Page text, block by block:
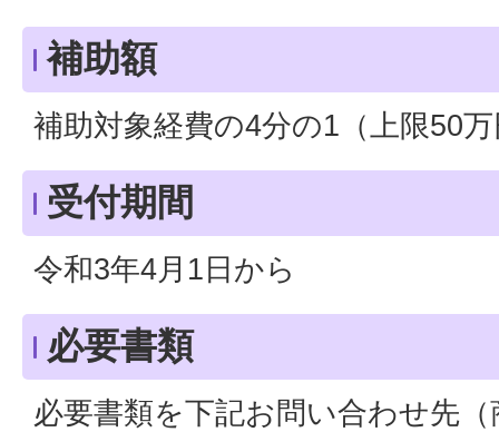
補助額
補助対象経費の4分の1（上限50
受付期間
令和3年4月1日から
必要書類
必要書類を下記お問い合わせ先